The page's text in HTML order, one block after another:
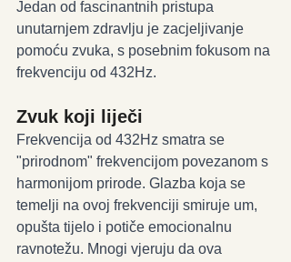
Jedan od fascinantnih pristupa
unutarnjem zdravlju je zacjeljivanje
pomoću zvuka, s posebnim fokusom na
frekvenciju od 432Hz.
Zvuk koji liječi
Frekvencija od 432Hz smatra se
"prirodnom" frekvencijom povezanom s
harmonijom prirode. Glazba koja se
temelji na ovoj frekvenciji smiruje um,
opušta tijelo i potiče emocionalnu
ravnotežu. Mnogi vjeruju da ova